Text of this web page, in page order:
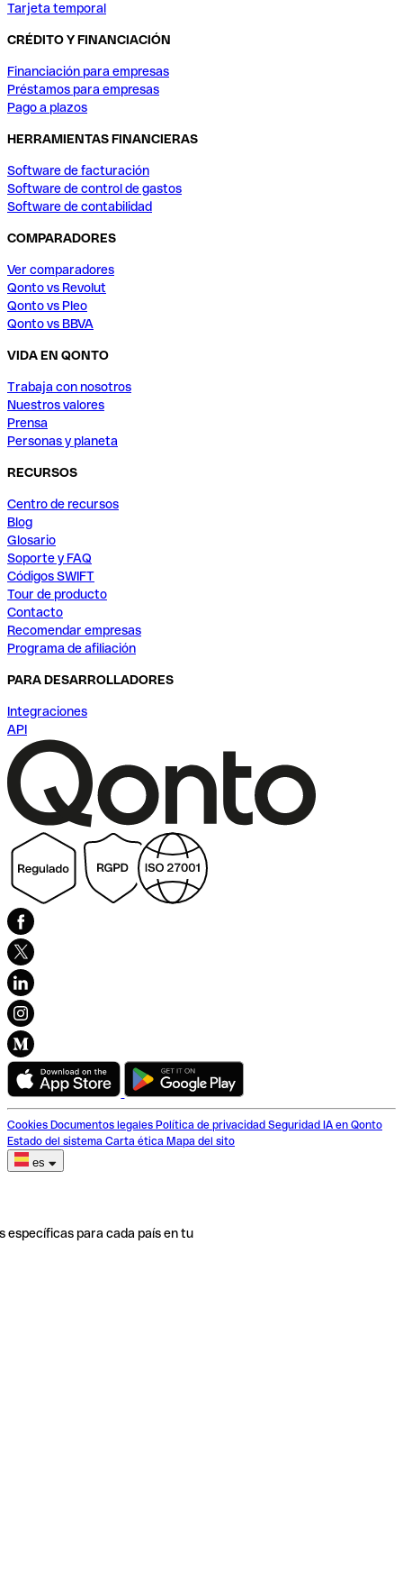
Tarjeta temporal
CRÉDITO Y FINANCIACIÓN
Financiación para empresas
Préstamos para empresas
Pago a plazos
HERRAMIENTAS FINANCIERAS
Software de facturación
Software de control de gastos
Software de contabilidad
COMPARADORES
Ver comparadores
Qonto vs Revolut
Qonto vs Pleo
Qonto vs BBVA
VIDA EN QONTO
Trabaja con nosotros
Nuestros valores
Prensa
Personas y planeta
RECURSOS
Centro de recursos
Blog
Glosario
Soporte y FAQ
Códigos SWIFT
Tour de producto
Contacto
Recomendar empresas
Programa de afiliación
PARA DESARROLLADORES
Integraciones
API
Cookies Documentos legales Política de privacidad Seguridad IA en Qonto
Estado del sistema Carta ética Mapa del sito
es
específicas para cada país en tu